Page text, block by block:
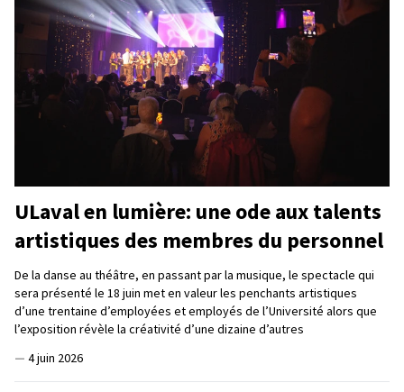
ULaval en lumière: une ode aux talents
artistiques des membres du personnel
De la danse au théâtre, en passant par la musique, le spectacle qui
sera présenté le 18 juin met en valeur les penchants artistiques
d’une trentaine d’employées et employés de l’Université alors que
l’exposition révèle la créativité d’une dizaine d’autres
— 4 juin 2026